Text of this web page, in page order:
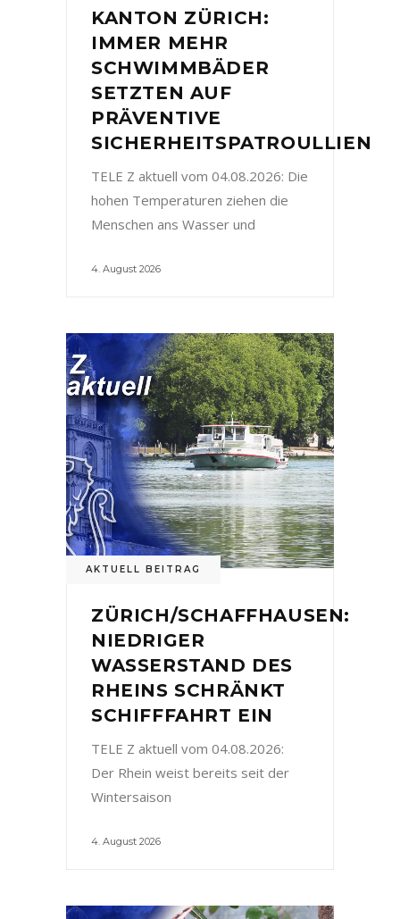
KANTON ZÜRICH:
IMMER MEHR
SCHWIMMBÄDER
SETZTEN AUF
PRÄVENTIVE
SICHERHEITSPATROULLIEN
TELE Z aktuell vom 04.08.2026: Die
hohen Temperaturen ziehen die
Menschen ans Wasser und
4. August 2026
AKTUELL BEITRAG
ZÜRICH/SCHAFFHAUSEN:
NIEDRIGER
WASSERSTAND DES
RHEINS SCHRÄNKT
SCHIFFFAHRT EIN
TELE Z aktuell vom 04.08.2026:
Der Rhein weist bereits seit der
Wintersaison
4. August 2026